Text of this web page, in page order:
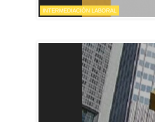
INTERMEDIACIÓN LABORAL